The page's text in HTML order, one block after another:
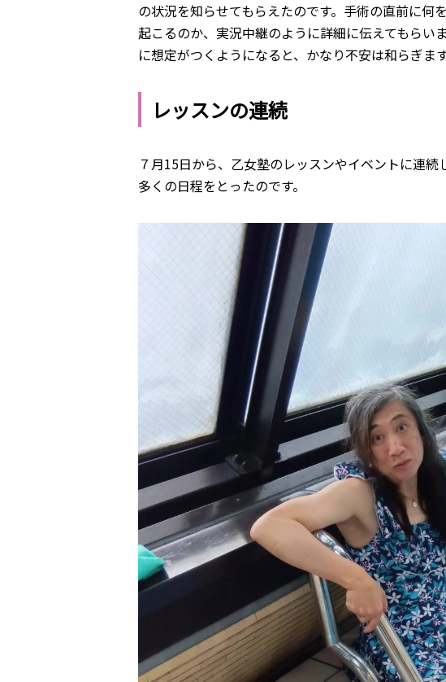
の状況を知らせてもらえたのです。手術の直前に何
起こるのか、実況中継のように詳細に伝えてもらい
に想定がつくようになると、かなり不安は和らぎます
レッスンの連続
７月15日から、乙女塾のレッスンやイベントに連続
多くの日程をとったのです。